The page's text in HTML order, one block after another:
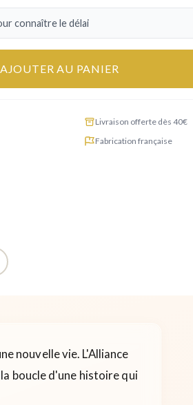
connaître le délai
AJOUTER AU PANIER
Livraison offerte dès 40€
Fabrication française
nouvelle vie. L'Alliance
boucle d'une histoire qui